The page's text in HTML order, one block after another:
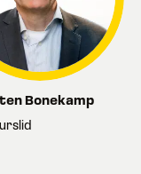
Bonekamp